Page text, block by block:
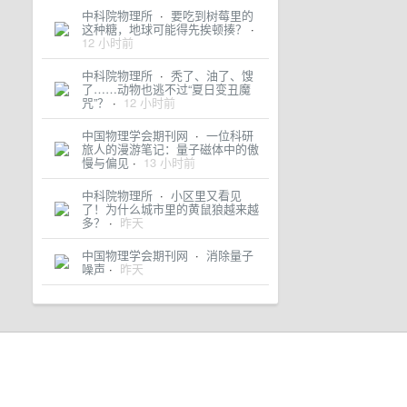
中科院物理所 · 要吃到树莓里的
这种糖，地球可能得先挨顿揍？ ·
12 小时前
中科院物理所 · 秃了、油了、馊
了……动物也逃不过“夏日变丑魔
咒”？ · 12 小时前
中国物理学会期刊网 · 一位科研
旅人的漫游笔记：量子磁体中的傲
慢与偏见 · 13 小时前
中科院物理所 · 小区里又看见
了！为什么城市里的黄鼠狼越来越
多？ · 昨天
中国物理学会期刊网 · 消除量子
噪声 · 昨天